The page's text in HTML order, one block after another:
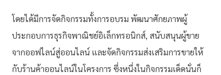
โดยได้มีการจัดกิจกรรมทั้งการอบรม พัฒนาศักยภาพผู้
ประกอบการธุรกิจพาณิชย์อิเล็กทรอนิกส์, สนับสนุนผู้ขาย
จากออฟไลน์สู่ออนไลน์ และจัดกิจกรรมส่งเสริมการขายให้
กับร้านค้าออนไลน์ในโครงการ ซึ่งหนึ่งในกิจกรรมเด็ดนั่นก็